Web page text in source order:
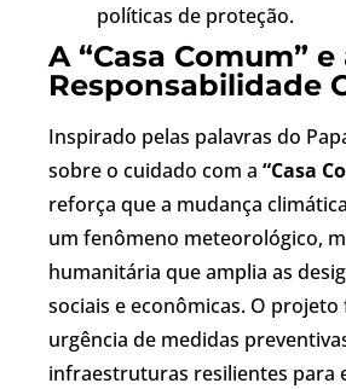
políticas de proteção.
A “Casa Comum” e
Responsabilidade
Inspirado pelas palavras do
sobre o cuidado com a “Casa
reforça que a mudança
um fenômeno meteorológico,
humanitária que amplia as
sociais e econômicas. O projeto
urgência de medidas
infraestruturas resilientes para